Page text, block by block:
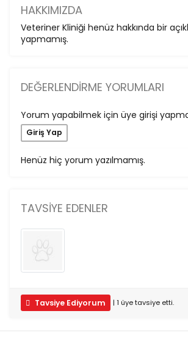
HAKKIMIZDA
Veteriner Kliniği henüz hakkında bir
yapmamış.
DEĞERLENDIRME YORUMLARI
Yorum yapabilmek için üye girişi
Giriş Yap
Henüz hiç yorum yazılmamış.
TAVSIYE EDENLER
Tavsiye Ediyorum | 1 üyetavsiye etti.